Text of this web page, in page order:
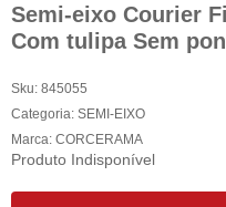
Semi-eixo Courier
Com tulipa Sem
Sku: 845055
Categoria: SEMI-EIXO
Marca: CORCERAMA
Produto Indisponível